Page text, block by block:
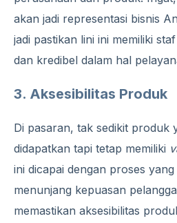
akan jadi representasi bisnis
jadi pastikan lini ini memiliki
dan kredibel dalam hal
3. Aksesibilitas Produk
Di pasaran, tak sedikit produk
didapatkan tapi tetap memiliki
ini dicapai dengan proses
menunjang kepuasan
memastikan aksesibilitas